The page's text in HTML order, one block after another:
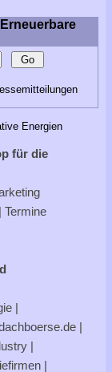
Energien
für die
| Termine
|
|
|
|